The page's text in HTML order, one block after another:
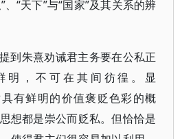
、“天下”与“国家”及其关系的辨
到朱熹劝诫君主务要在公私正
明，不可在其间彷徨。显
具有鲜明的价值褒贬色彩的概
想都是崇公而贬私。但恰恰是